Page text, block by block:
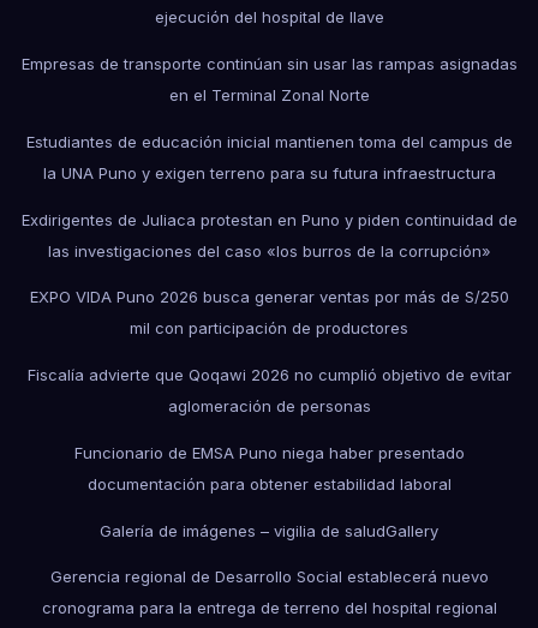
ejecución del hospital de Ilave
Empresas de transporte continúan sin usar las rampas asignadas
en el Terminal Zonal Norte
Estudiantes de educación inicial mantienen toma del campus de
la UNA Puno y exigen terreno para su futura infraestructura
Exdirigentes de Juliaca protestan en Puno y piden continuidad de
las investigaciones del caso «los burros de la corrupción»
EXPO VIDA Puno 2026 busca generar ventas por más de S/250
mil con participación de productores
Fiscalía advierte que Qoqawi 2026 no cumplió objetivo de evitar
aglomeración de personas
Funcionario de EMSA Puno niega haber presentado
documentación para obtener estabilidad laboral
Galería de imágenes – vigilia de saludGallery
Gerencia regional de Desarrollo Social establecerá nuevo
cronograma para la entrega de terreno del hospital regional